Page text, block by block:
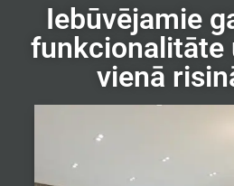
Iebūvējamie
funkcionalitāte
vienā